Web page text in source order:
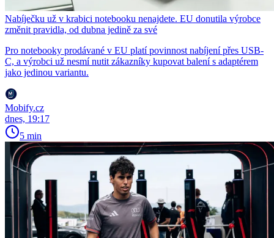
Nabíječku už v krabici notebooku nenajdete. EU donutila výrobce
změnit pravidla, od dubna jedině za své
Pro notebooky prodávané v EU platí povinnost nabíjení přes USB-
C, a výrobci už nesmí nutit zákazníky kupovat balení s adaptérem
jako jedinou variantu.
Mobify.cz
dnes, 19:17
5 min